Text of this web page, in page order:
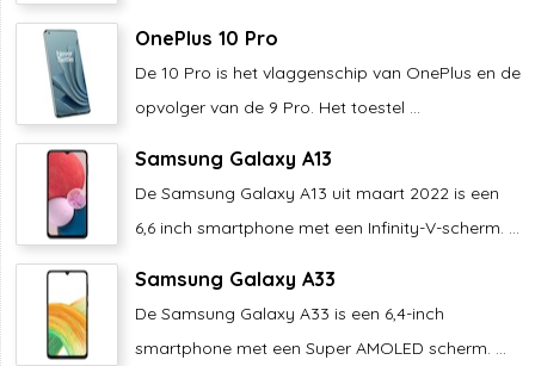
OnePlus 10 Pro
De 10 Pro is het vlaggenschip van OnePlus en de
opvolger van de 9 Pro. Het toestel ...
Samsung Galaxy A13
De Samsung Galaxy A13 uit maart 2022 is een
6,6 inch smartphone met een Infinity-V-scherm. ...
Samsung Galaxy A33
De Samsung Galaxy A33 is een 6,4-inch
smartphone met een Super AMOLED scherm. ...